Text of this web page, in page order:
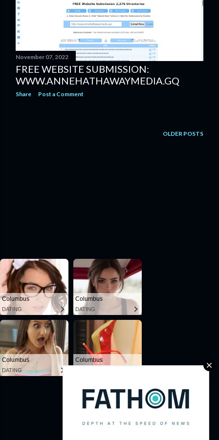
November 07, 2022
FREE WEBSITE SUBMISSION:
WWW.ANNEHATHAWAYMEDIA.GQ
Share Post a Comment
OLDER POSTS
Powered by Blogger